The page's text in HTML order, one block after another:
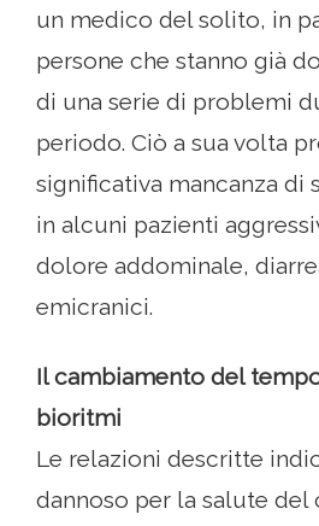
un medico del solito, in
persone che stanno già
di una serie di problemi
periodo. Ciò a sua volta
significativa mancanza di
in alcuni pazienti
dolore addominale,
emicranici.
Il cambiamento del
bioritmi
Le relazioni descritte
dannoso per la salute del